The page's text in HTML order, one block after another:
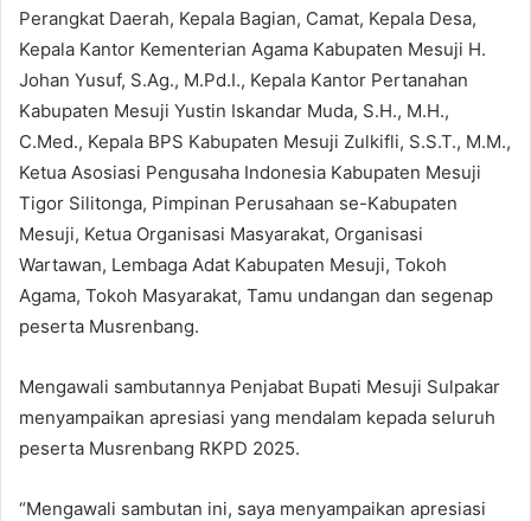
Perangkat Daerah, Kepala Bagian, Camat, Kepala Desa,
Kepala Kantor Kementerian Agama Kabupaten Mesuji H.
Johan Yusuf, S.Ag., M.Pd.I., Kepala Kantor Pertanahan
Kabupaten Mesuji Yustin Iskandar Muda, S.H., M.H.,
C.Med., Kepala BPS Kabupaten Mesuji Zulkifli, S.S.T., M.M.,
Ketua Asosiasi Pengusaha Indonesia Kabupaten Mesuji
Tigor Silitonga, Pimpinan Perusahaan se-Kabupaten
Mesuji, Ketua Organisasi Masyarakat, Organisasi
Wartawan, Lembaga Adat Kabupaten Mesuji, Tokoh
Agama, Tokoh Masyarakat, Tamu undangan dan segenap
peserta Musrenbang.
Mengawali sambutannya Penjabat Bupati Mesuji Sulpakar
menyampaikan apresiasi yang mendalam kepada seluruh
peserta Musrenbang RKPD 2025.
“Mengawali sambutan ini, saya menyampaikan apresiasi